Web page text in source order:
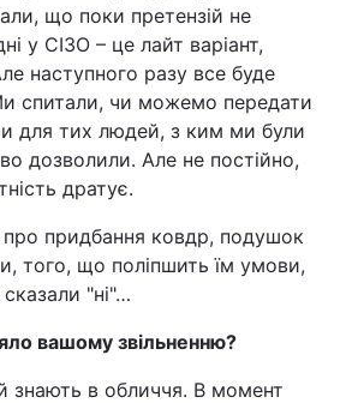
що поки претензій не
у СІЗО – це лайт варіант,
наступного разу все буде
спитали, чи можемо передати
для тих людей, з ким ми були
дозволили. Але не постійно,
дратує.
придбання ковдр, подушок
того, що поліпшить їм умови,
"ні"…
вашому звільненню?
знають в обличчя. В момент